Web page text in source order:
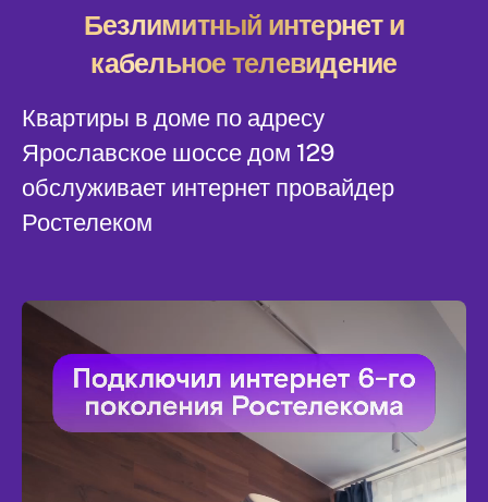
Безлимитный интернет и
кабельное телевидение
Квартиры в доме по адресу
Ярославское шоссе дом 129
обслуживает интернет провайдер
Ростелеком